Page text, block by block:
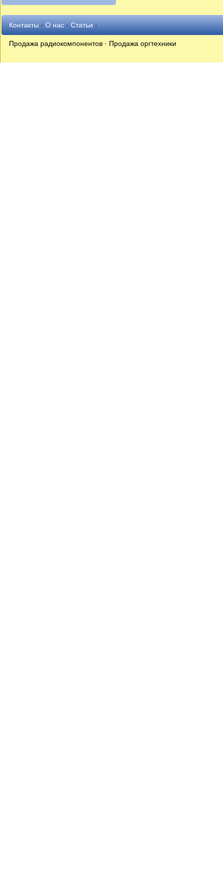
Контакты·О нас·Статьи·
Продажа радиокомпонентов · Продажа оргтехники